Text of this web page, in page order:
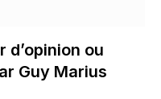
d’opinion ou
Guy Marius